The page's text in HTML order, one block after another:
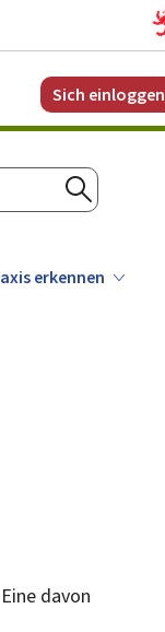
Sich einloggen
Suchen
erkennen
davon